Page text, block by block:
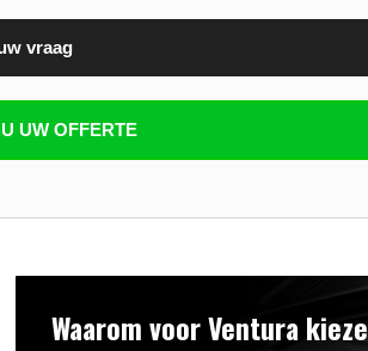
vraag
UW OFFERTE
Waarom voor Ventura